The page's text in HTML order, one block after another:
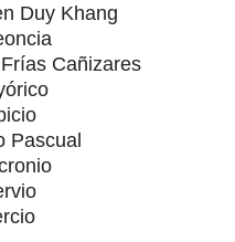
Duy Khang
Cañizares
Pascual